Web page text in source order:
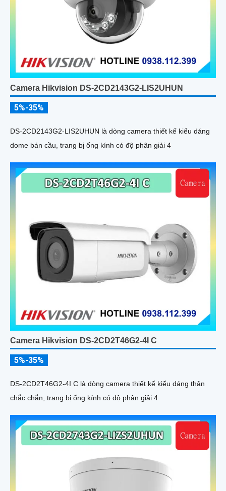
Camera Hikvision DS-2CD2143G2-LIS2UHUN
5%-35%
DS-2CD2143G2-LIS2UHUN là dòng camera thiết kế kiểu dáng
dome bán cầu, trang bị ống kính có độ phân giải 4
Camera Hikvision DS-2CD2T46G2-4I C
5%-35%
DS-2CD2T46G2-4I C là dòng camera thiết kế kiểu dáng thân
chắc chắn, trang bị ống kính có độ phân giải 4